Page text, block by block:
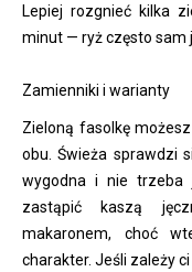
Lepiej rozgnieć kilka
minut — ryż często sam
Zamienniki i warianty
Zieloną fasolkę
obu. Świeża sprawdzi
wygodna i nie trzeba
zastąpić kaszą
makaronem, choć
charakter. Jeśli zależy